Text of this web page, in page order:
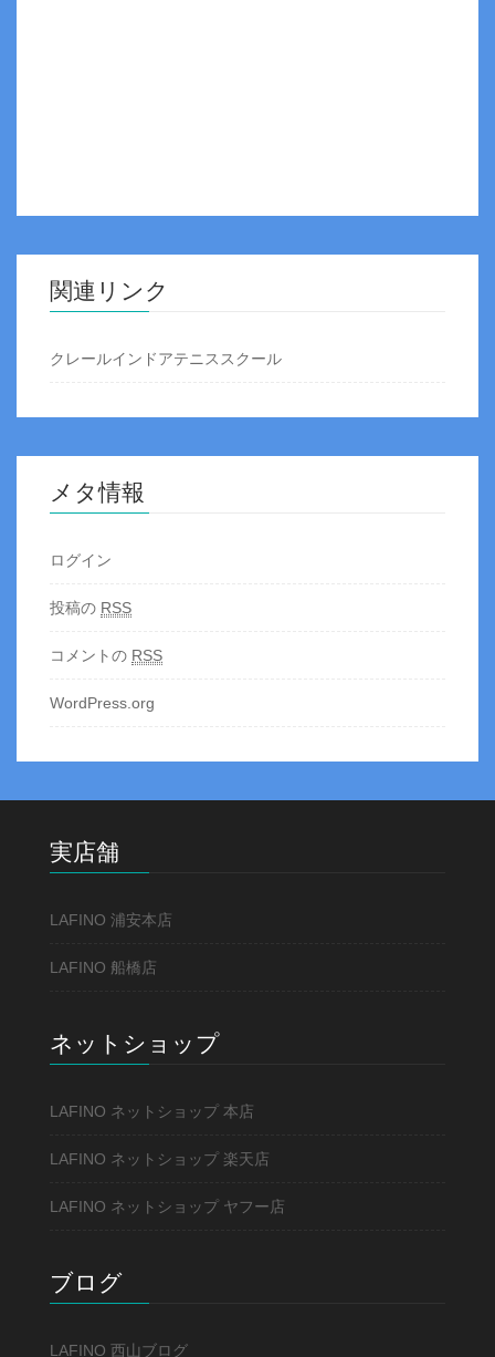
関連リンク
クレールインドアテニススクール
メタ情報
ログイン
投稿の RSS
コメントの RSS
WordPress.org
実店舗
LAFINO 浦安本店
LAFINO 船橋店
ネットショップ
LAFINO ネットショップ 本店
LAFINO ネットショップ 楽天店
LAFINO ネットショップ ヤフー店
ブログ
LAFINO 西山ブログ